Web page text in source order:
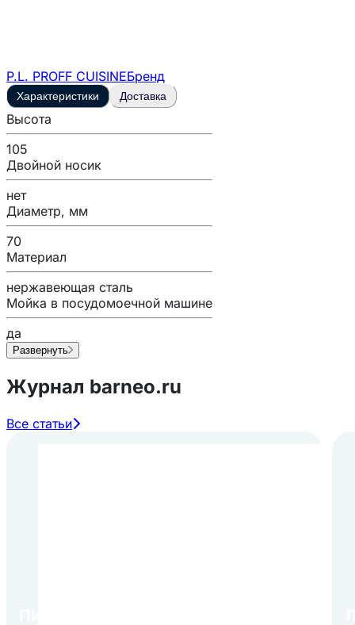
P.L. PROFF CUISINEБренд
Характеристики Доставка
Высота
105
Двойной носик
нет
Диаметр, мм
70
Материал
нержавеющая сталь
Мойка в посудомоечной машине
да
Развернуть
Журнал barneo.ru
Все статьи